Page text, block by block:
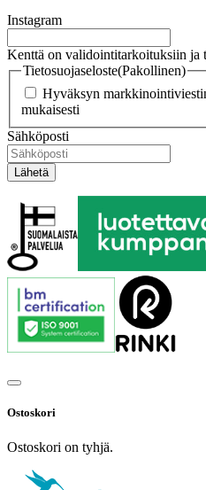
Instagram
Kenttä on validointitarkoituksiin ja
Tietosuojaseloste(Pakollinen)
Hyväksyn
mukaisesti
Sähköposti
Ostoskori
Ostoskori on tyhjä.